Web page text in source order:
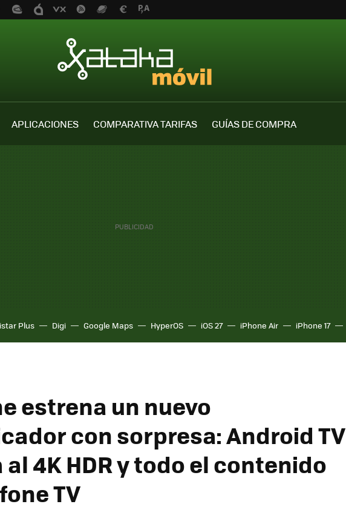
APLICACIONES COMPARATIVA TARIFAS
GUÍAS DE COMPRA
Plus Digi Google Maps HyperOS iOS 27 iPhone Air iPhone 17
estrena un nuevo
con sorpresa: Android TV
al 4K HDR y todo el contenido
TV